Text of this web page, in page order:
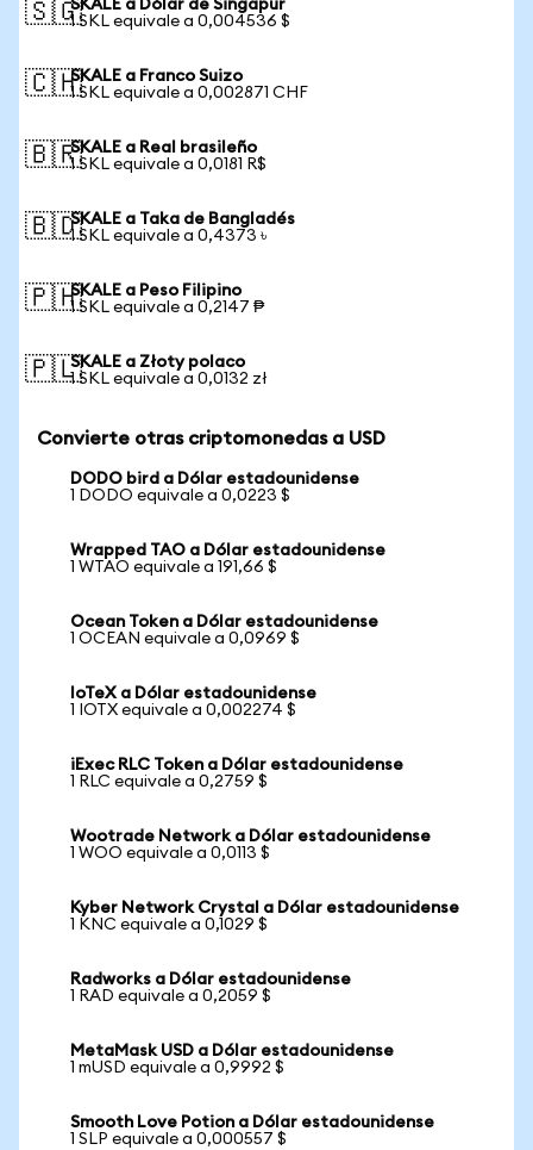
🇸🇬SKALE a Dólar de Singapur
1 SKL equivale a 0,004536 $
🇨🇭SKALE a Franco Suizo
1 SKL equivale a 0,002871 CHF
🇧🇷SKALE a Real brasileño
1 SKL equivale a 0,0181 R$
🇧🇩SKALE a Taka de Bangladés
1 SKL equivale a 0,4373 ৳
🇵🇭SKALE a Peso Filipino
1 SKL equivale a 0,2147 ₱
🇵🇱SKALE a Złoty polaco
1 SKL equivale a 0,0132 zł
Convierte otras criptomonedas a USD
DODO bird a Dólar estadounidense
1 DODO equivale a 0,0223 $
Wrapped TAO a Dólar estadounidense
1 WTAO equivale a 191,66 $
Ocean Token a Dólar estadounidense
1 OCEAN equivale a 0,0969 $
IoTeX a Dólar estadounidense
1 IOTX equivale a 0,002274 $
iExec RLC Token a Dólar estadounidense
1 RLC equivale a 0,2759 $
Wootrade Network a Dólar estadounidense
1 WOO equivale a 0,0113 $
Kyber Network Crystal a Dólar estadounidense
1 KNC equivale a 0,1029 $
Radworks a Dólar estadounidense
1 RAD equivale a 0,2059 $
MetaMask USD a Dólar estadounidense
1 mUSD equivale a 0,9992 $
Smooth Love Potion a Dólar estadounidense
1 SLP equivale a 0,000557 $